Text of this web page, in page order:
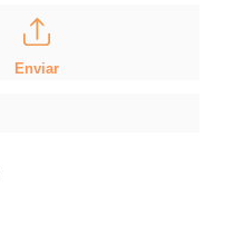
Enviar